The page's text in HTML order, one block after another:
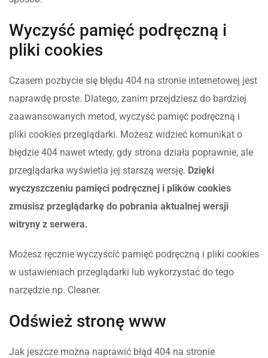
Wyczyść pamięć podręczną i
pliki cookies
Czasem pozbycie się błędu 404 na stronie internetowej jest
naprawdę proste. Dlatego, zanim przejdziesz do bardziej
zaawansowanych metod, wyczyść pamięć podręczną i
pliki cookies przeglądarki. Możesz widzieć komunikat o
błędzie 404 nawet wtedy, gdy strona działa poprawnie, ale
przeglądarka wyświetla jej starszą wersję. Dzięki
wyczyszczeniu pamięci podręcznej i plików cookies
zmusisz przeglądarkę do pobrania aktualnej wersji
witryny z serwera.
Możesz ręcznie wyczyścić pamięć podręczną i pliki cookies
w ustawieniach przeglądarki lub wykorzystać do tego
narzędzie np. Cleaner.
Odśwież stronę www
Jak jeszcze można naprawić błąd 404 na stronie